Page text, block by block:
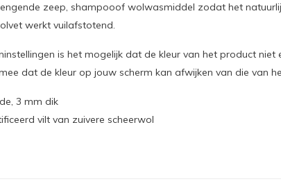
zeep, shampooof wolwasmiddel zodat het
werkt vuilafstotend.
is het mogelijk dat de kleur van het product
dat de kleur op jouw scherm kan afwijken van die van
3 mm dik
vilt van zuivere scheerwol